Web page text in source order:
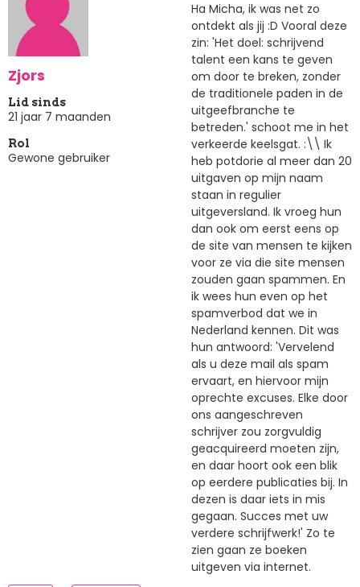
Zjors
Lid sinds
21 jaar 7 maanden
Rol
Gewone gebruiker
Ha Micha, ik was net zo
ontdekt als jij :D Vooral deze
zin: 'Het doel: schrijvend
talent een kans te geven
om door te breken, zonder
de traditionele paden in de
uitgeefbranche te
betreden.' schoot me in het
verkeerde keelsgat. :\\ Ik
heb potdorie al meer dan 20
uitgaven op mijn naam
staan in regulier
uitgeversland. Ik vroeg hun
dan ook om eerst eens op
de site van mensen te kijken
voor ze via die site mensen
zouden gaan spammen. En
ik wees hun even op het
spamverbod dat we in
Nederland kennen. Dit was
hun antwoord: 'Vervelend
als u deze mail als spam
ervaart, en hiervoor mijn
oprechte excuses. Elke door
ons aangeschreven
schrijver zou zorgvuldig
geacquireerd moeten zijn,
en daar hoort ook een blik
op eerdere publicaties bij. In
dezen is daar iets in mis
gegaan. Succes met uw
verdere schrijfwerk!' Zo te
zien gaan ze boeken
uitgeven via internet.